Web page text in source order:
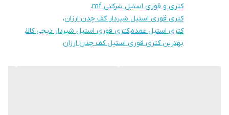
کتری و قوری استیل شرکتی mf
،
کتری قوری استیل شیردار کف چدن ارزان،
کتری استیل عمده،کتری قوری استیل شیردار دیجی کالا،
بهترین کتری قوری استیل کف چدن ارزان